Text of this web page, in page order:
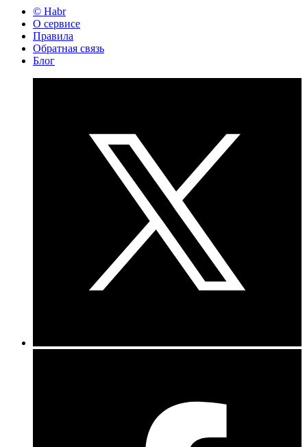
© Habr
О сервисе
Правила
Обратная связь
Блог